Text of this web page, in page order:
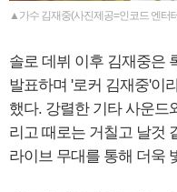
▲가수 김재중(사진제공=인코드 엔터
솔로 데뷔 이후 김재중은
발표하며 '로커 김재중'이
했다. 강렬한 기타 사운드
리고 때로는 거칠고 날것
라이브 무대를 통해 더욱